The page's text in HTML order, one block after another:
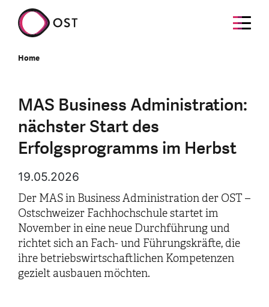
Home
MAS Business Administration:
nächster Start des
Erfolgsprogramms im Herbst
19.05.2026
Der MAS in Business Administration der OST –
Ostschweizer Fachhochschule startet im
November in eine neue Durchführung und
richtet sich an Fach- und Führungskräfte, die
ihre betriebswirtschaftlichen Kompetenzen
gezielt ausbauen möchten.